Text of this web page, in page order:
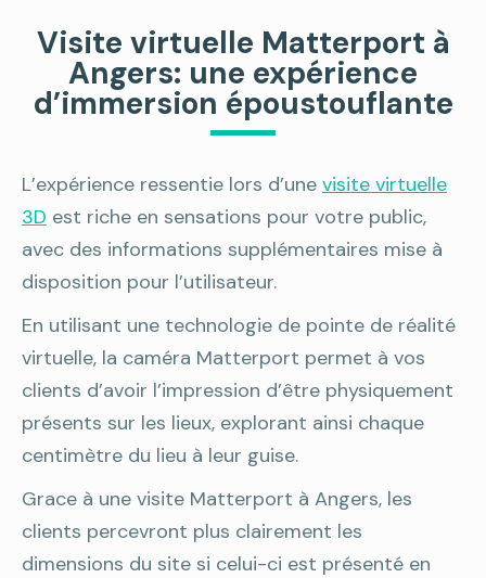
Visite virtuelle Matterport à
Angers: une expérience
d’immersion époustouflante
L’expérience ressentie lors d’une visite virtuelle
3D est riche en sensations pour votre public,
avec des informations supplémentaires mise à
disposition pour l’utilisateur.
En utilisant une technologie de pointe de réalité
virtuelle, la caméra Matterport permet à vos
clients d’avoir l’impression d’être physiquement
présents sur les lieux, explorant ainsi chaque
centimètre du lieu à leur guise.
Grace à une visite Matterport à Angers, les
clients percevront plus clairement les
dimensions du site si celui-ci est présenté en